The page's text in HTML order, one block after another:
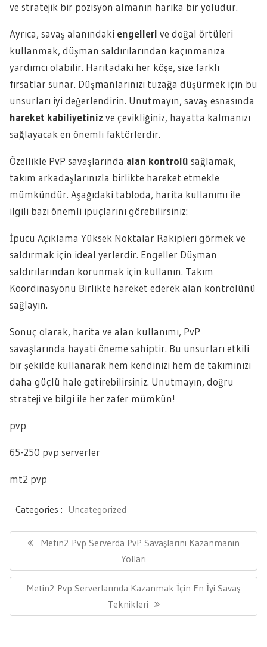
ve stratejik bir pozisyon almanın harika bir yoludur.
Ayrıca, savaş alanındaki engelleri ve doğal örtüleri
kullanmak, düşman saldırılarından kaçınmanıza
yardımcı olabilir. Haritadaki her köşe, size farklı
fırsatlar sunar. Düşmanlarınızı tuzağa düşürmek için bu
unsurları iyi değerlendirin. Unutmayın, savaş esnasında
hareket kabiliyetiniz ve çevikliğiniz, hayatta kalmanızı
sağlayacak en önemli faktörlerdir.
Özellikle PvP savaşlarında alan kontrolü sağlamak,
takım arkadaşlarınızla birlikte hareket etmekle
mümkündür. Aşağıdaki tabloda, harita kullanımı ile
ilgili bazı önemli ipuçlarını görebilirsiniz:
İpucu Açıklama Yüksek Noktalar Rakipleri görmek ve
saldırmak için ideal yerlerdir. Engeller Düşman
saldırılarından korunmak için kullanın. Takım
Koordinasyonu Birlikte hareket ederek alan kontrolünü
sağlayın.
Sonuç olarak, harita ve alan kullanımı, PvP
savaşlarında hayati öneme sahiptir. Bu unsurları etkili
bir şekilde kullanarak hem kendinizi hem de takımınızı
daha güçlü hale getirebilirsiniz. Unutmayın, doğru
strateji ve bilgi ile her zafer mümkün!
pvp
65-250 pvp serverler
mt2 pvp
Categories : Uncategorized
gezinmesiPrevious
Metin2 Pvp Serverda PvP Savaşlarını Kazanmanın
Yolları
Next
Metin2 Pvp Serverlarında Kazanmak İçin En İyi Savaş
Teknikleri